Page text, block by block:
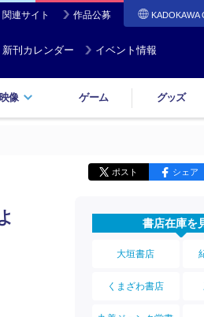
関連サイト 作品公募 KADOKAWA
新刊カレンダー イベント情報
映像 ゲーム グッズ
ポスト シェア
書店在庫を
大垣書店
くまざわ書店